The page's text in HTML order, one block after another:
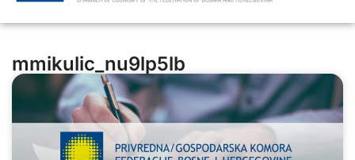
mmikulic_nu9lp5lb